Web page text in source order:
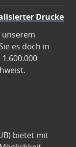
Drucke
unserem
es doch in
bietet mit